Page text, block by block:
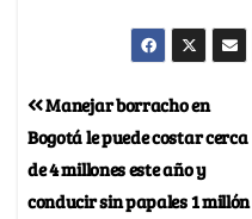
Manejar borracho en
Bogotá le puede costar cerca
de 4 millones este año y
conducir sin papales 1 millón